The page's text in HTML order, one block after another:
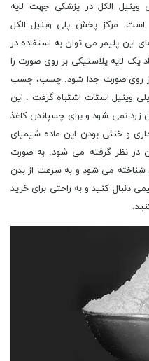
وینیل الکل در پزشکی جهت لایه
مرکز پخش پلی وینیل الکل
این پلیمر می توان به استفاده در
یک لایه پلاستیکی بر روی صورت را
روی صورت جدا شود. چسب، چسب
وینیل استات اشتباه گرفت . این
نمی شود و برای چسپاندن کاغذ
و خنثی بودن این ماده شیمیای
در نظر گرفته می شود. به صورت
شناخته می شود و به سرعت از بدن
دنبال کنید و به راحتی برای خرید